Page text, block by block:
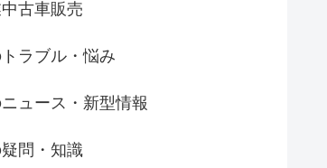
古車販売
ラブル・悩み
ュース・新型情報
問・知識